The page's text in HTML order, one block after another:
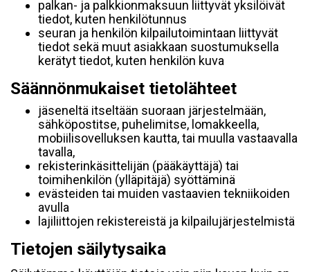
palkan- ja palkkionmaksuun liittyvät yksilöivät
tiedot, kuten henkilötunnus
seuran ja henkilön kilpailutoimintaan liittyvät
tiedot sekä muut asiakkaan suostumuksella
kerätyt tiedot, kuten henkilön kuva
Säännönmukaiset tietolähteet
jäseneltä itseltään suoraan järjestelmään,
sähköpostitse, puhelimitse, lomakkeella,
mobiilisovelluksen kautta, tai muulla vastaavalla
tavalla,
rekisterinkäsittelijän (pääkäyttäjä) tai
toimihenkilön (ylläpitäjä) syöttäminä
evästeiden tai muiden vastaavien tekniikoiden
avulla
lajiliittojen rekistereistä ja kilpailujärjestelmistä
Tietojen säilytysaika